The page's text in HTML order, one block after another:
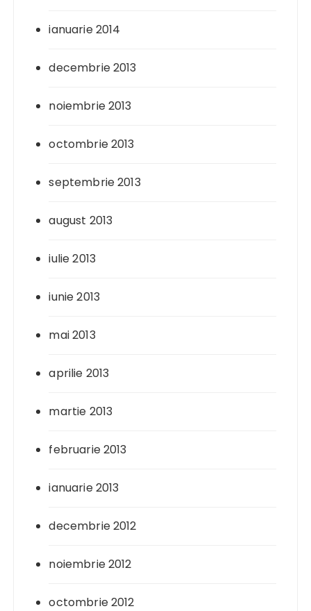
ianuarie 2014
decembrie 2013
noiembrie 2013
octombrie 2013
septembrie 2013
august 2013
iulie 2013
iunie 2013
mai 2013
aprilie 2013
martie 2013
februarie 2013
ianuarie 2013
decembrie 2012
noiembrie 2012
octombrie 2012